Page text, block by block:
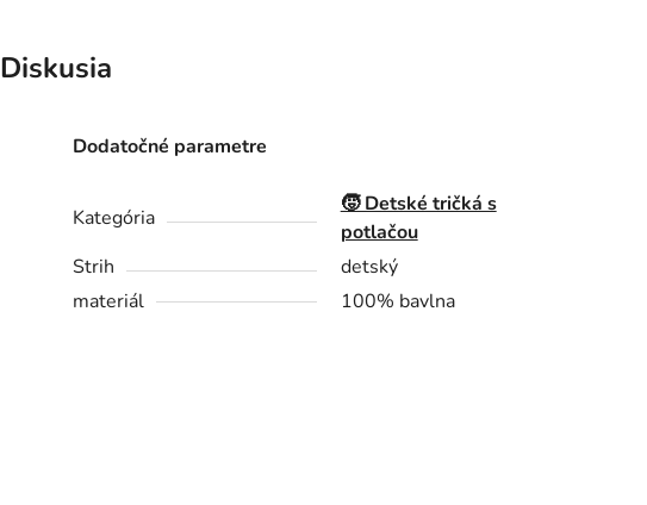
Diskusia
Dodatočné parametre
Kategória
🧒 Detské tričká s
potlačou
Strih
detský
materiál
100% bavlna